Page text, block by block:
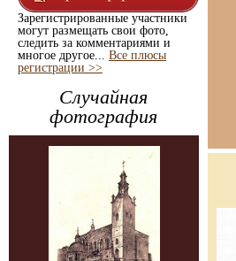
Зарегистрированные участники
могут размещать свои фото,
следить за комментариями и
многое другое... Все плюсы
регистрации >>
Случайная
фотография